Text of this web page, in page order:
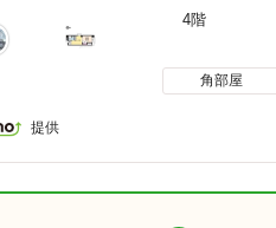
4階
角部屋
提供